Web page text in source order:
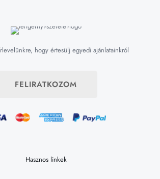
hogy értesülj egyedi ajánlatainkról
FELIRATKOZOM
Hasznos linkek